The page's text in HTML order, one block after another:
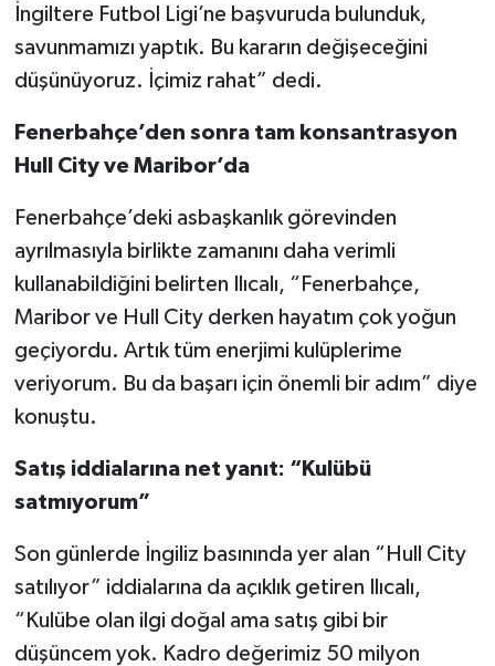
İngiltere Futbol Ligi’ne başvuruda bulunduk,
savunmamızı yaptık. Bu kararın değişeceğini
düşünüyoruz. İçimiz rahat” dedi.
Fenerbahçe’den sonra tam konsantrasyon
Hull City ve Maribor’da
Fenerbahçe’deki asbaşkanlık görevinden
ayrılmasıyla birlikte zamanını daha verimli
kullanabildiğini belirten Ilıcalı, “Fenerbahçe,
Maribor ve Hull City derken hayatım çok yoğun
geçiyordu. Artık tüm enerjimi kulüplerime
veriyorum. Bu da başarı için önemli bir adım” diye
konuştu.
Satış iddialarına net yanıt: “Kulübü
satmıyorum”
Son günlerde İngiliz basınında yer alan “Hull City
satılıyor” iddialarına da açıklık getiren Ilıcalı,
“Kulübe olan ilgi doğal ama satış gibi bir
düşüncem yok. Kadro değerimiz 50 milyon